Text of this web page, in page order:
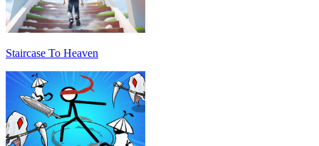
Staircase To Heaven